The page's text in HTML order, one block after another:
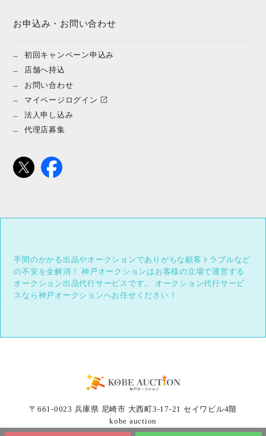
お申込み・お問い合わせ
初回キャンペーン申込み
店舗へ持込
お問い合わせ
マイページログイン
法人申し込み
代理店募集
手間のかかる出品やオークションでありがちな顧客トラブルなど
の不安を全解消！
神戸オークションはお客様の立場で運営する
オークション出品代行サービスです。
オークション代行サービ
スなら神戸オークションへお任せください！
〒661-0023 兵庫県 尼崎市 大西町3-17-21 セイワビル4階
kobe auction